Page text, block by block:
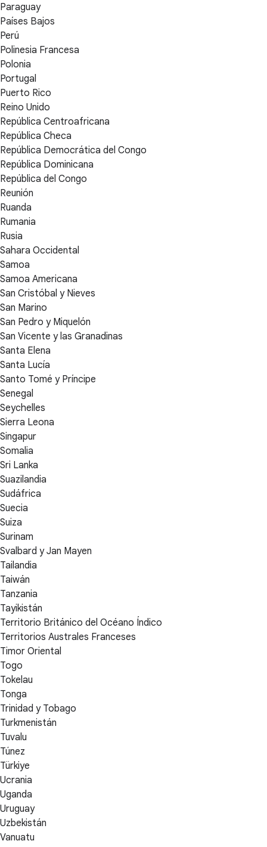
Paraguay
Países Bajos
Perú
Polinesia Francesa
Polonia
Portugal
Puerto Rico
Reino Unido
República Centroafricana
República Checa
República Democrática del Congo
República Dominicana
República del Congo
Reunión
Ruanda
Rumania
Rusia
Sahara Occidental
Samoa
Samoa Americana
San Cristóbal y Nieves
San Marino
San Pedro y Miquelón
San Vicente y las Granadinas
Santa Elena
Santa Lucía
Santo Tomé y Príncipe
Senegal
Seychelles
Sierra Leona
Singapur
Somalia
Sri Lanka
Suazilandia
Sudáfrica
Suecia
Suiza
Surinam
Svalbard y Jan Mayen
Tailandia
Taiwán
Tanzania
Tayikistán
Territorio Británico del Océano Índico
Territorios Australes Franceses
Timor Oriental
Togo
Tokelau
Tonga
Trinidad y Tobago
Turkmenistán
Tuvalu
Túnez
Türkiye
Ucrania
Uganda
Uruguay
Uzbekistán
Vanuatu